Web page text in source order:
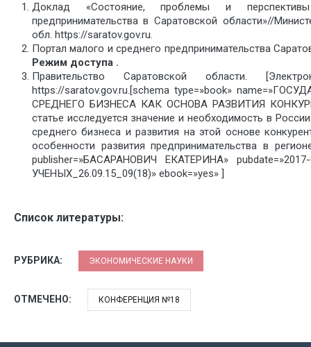
Доклад «Состояние, проблемы и
предпринимательства в Саратовской области»//
обл. https://saratov.gov.ru.
Портал малого и среднего предпринимательства
Режим доступа .
Правительство Саратовской области.
https://saratov.gov.ru.[schema type=»book»
СРЕДНЕГО БИЗНЕСА КАК ОСНОВА РАЗВИТИЯ
статье исследуется значение и необходимость в
среднего бизнеса и развития на этой основе
особенности развития предпринимательства в
publisher=»БАСАРАНОВИЧ ЕКАТЕРИНА»
УЧЕНЫХ_26.09.15_09(18)» ebook=»yes» ]
Список литературы:
РУБРИКА: ЭКОНОМИЧЕСКИЕ НАУКИ
ОТМЕЧЕНО: КОНФЕРЕНЦИЯ №18